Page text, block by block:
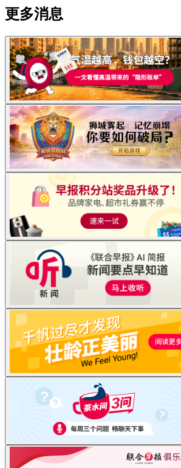
更多消息